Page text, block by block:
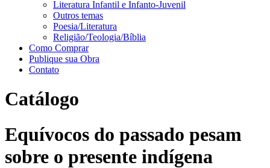
Literatura Infantil e Infanto-Juvenil
Outros temas
Poesia/Literatura
Religião/Teologia/Bíblia
Como Comprar
Publique sua Obra
Contato
Catálogo
Equívocos do passado pesam
sobre o presente indígena